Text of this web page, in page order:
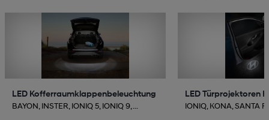
LED Kofferraumklappenbeleuchtung
BAYON, INSTER, IONIQ 5, IONIQ 9, ...
LED Türprojektoren
IONIQ, KONA, SANTA